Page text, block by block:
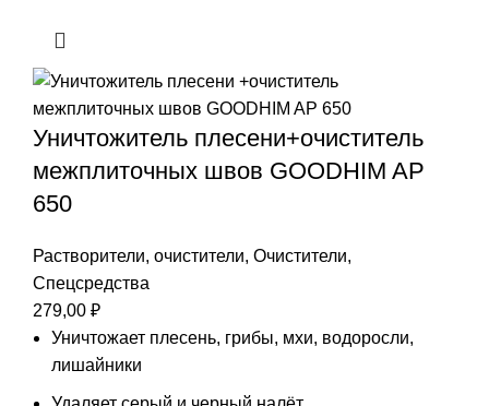
Уничтожитель плесени+очиститель
межплиточных швов GOODHIM AP
650
Растворители, очистители, Очистители,
Спецсредства
279,00 ₽
Уничтожает плесень, грибы, мхи, водоросли,
лишайники